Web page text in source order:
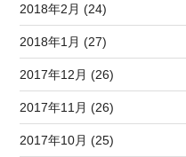
2018年2月 (24)
2018年1月 (27)
2017年12月 (26)
2017年11月 (26)
2017年10月 (25)